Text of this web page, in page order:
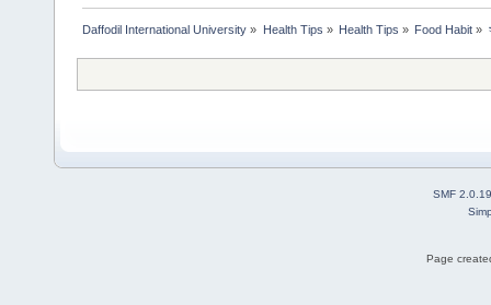
Daffodil International University » Health Tips » Health Tips » Food Habit »
SMF 2.0.19
Page